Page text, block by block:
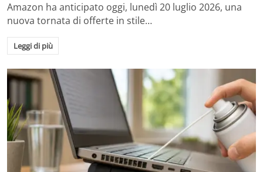
Amazon ha anticipato oggi, lunedì 20 luglio 2026, una
nuova tornata di offerte in stile…
Leggi di più